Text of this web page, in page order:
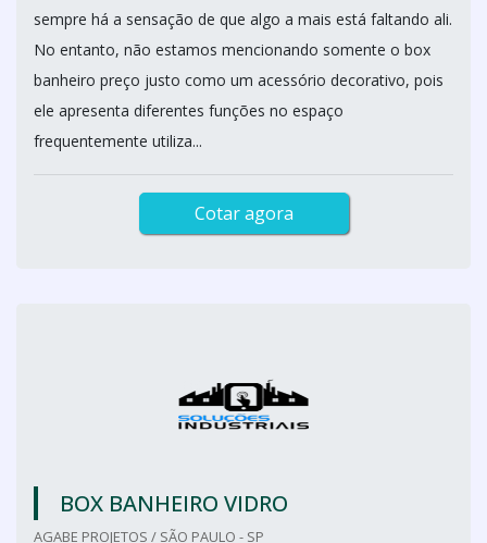
sempre há a sensação de que algo a mais está faltando ali.
No entanto, não estamos mencionando somente o box
banheiro preço justo como um acessório decorativo, pois
ele apresenta diferentes funções no espaço
frequentemente utiliza...
Cotar agora
BOX BANHEIRO VIDRO
AGABE PROJETOS / SÃO PAULO - SP